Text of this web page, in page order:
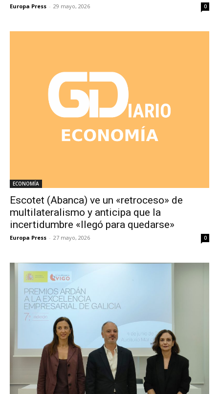
Europa Press - 29 mayo, 2026 0
ECONOMÍA
Escotet (Abanca) ve un «retroceso» de
multilateralismo y anticipa que la
incertidumbre «llegó para quedarse»
Europa Press - 27 mayo, 2026 0